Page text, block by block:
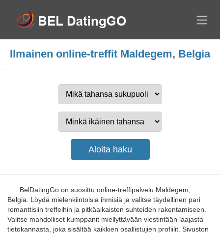
Ilmainen online-treffit Maldegem, Belgia
BelDatingGo on suosittu online-treffipalvelu Maldegem,
Belgia. Löydä mielenkiintoisia ihmisiä ja valitse täydellinen pari
romanttisiin treffeihin ja pitkäaikaisten suhteiden rakentamiseen.
Valitse mahdolliset kumppanit miellyttävään viestintään laajasta
tietokannasta, joka sisältää kaikkien osallistujien profiilit. Sivuston